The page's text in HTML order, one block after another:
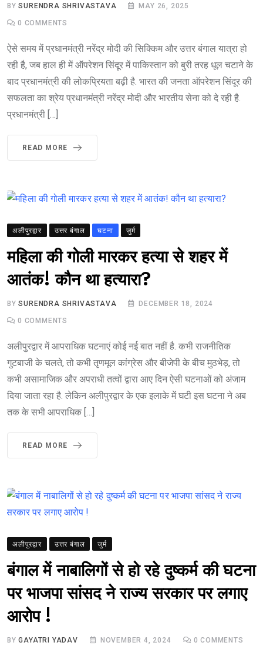
BYSURENDRA SHRIVASTAVA MAY 26, 2025
0 COMMENTS
ऐसे समय में प्रधानमंत्री नरेंद्र मोदी की सिक्किम और उत्तर बंगाल यात्रा हो
रही है, जब हाल ही में ऑपरेशन सिंदूर में पाकिस्तान को बुरी तरह धूल चटाने के
बाद प्रधानमंत्री की लोकप्रियता बढ़ी है. भारत की जनता ऑपरेशन सिंदूर की
सफलता का श्रेय प्रधानमंत्री नरेंद्र मोदी और भारतीय सेना को दे रही है.
प्रधानमंत्री […]
READ MORE
अलीपुरद्वार उत्तर बंगाल घटना जुर्म
महिला की गोली मारकर हत्या से शहर में
आतंक! कौन था हत्यारा?
BYSURENDRA SHRIVASTAVA DECEMBER 18, 2024
0 COMMENTS
अलीपुरद्वार में आपराधिक घटनाएं कोई नई बात नहीं है. कभी राजनीतिक
गुटबाजी के चलते, तो कभी तृणमूल कांग्रेस और बीजेपी के बीच मुठभेड़, तो
कभी असामाजिक और अपराधी तत्वों द्वारा आए दिन ऐसी घटनाओं को अंजाम
दिया जाता रहा है. लेकिन अलीपुरद्वार के एक इलाके में घटी इस घटना ने अब
तक के सभी आपराधिक […]
READ MORE
अलीपुरद्वार उत्तर बंगाल जुर्म
बंगाल में नाबालिगों से हो रहे दुष्कर्म की घटना
पर भाजपा सांसद ने राज्य सरकार पर लगाए
आरोप !
BYGAYATRI YADAV NOVEMBER 4, 2024 0 COMMENTS